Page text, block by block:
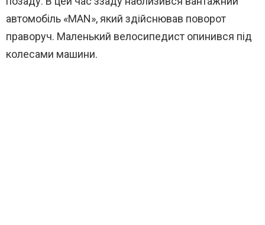
автомобіль «MAN», який здійснював поворот
праворуч. Маленький велосипедист опинився під
колесами машини.